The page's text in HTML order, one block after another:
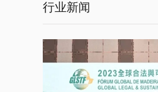
行业新闻